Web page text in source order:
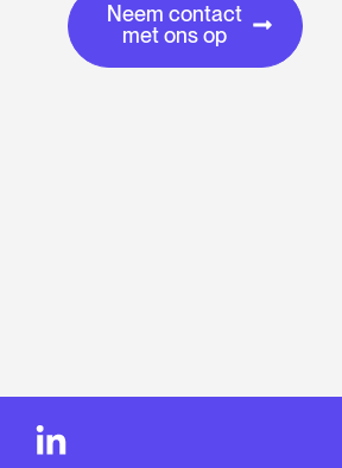
Neem contact
met ons op